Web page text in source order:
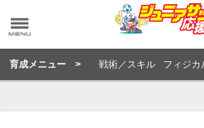
育成メニュー > 戦術／スキル フィジカ